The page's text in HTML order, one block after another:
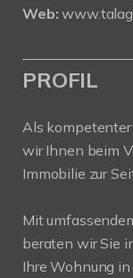
Web:
PROFIL
Als kompetenter
wir Ihnen beim
Immobilie zur
Mit
beraten wir Sie
Ihre Wohnung